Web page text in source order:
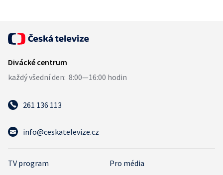
261 136 113
info@ceskatelevize.cz
TV program
Pro média